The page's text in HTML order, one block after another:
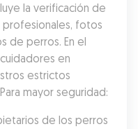
la verificación de
profesionales, fotos
de perros. En el
en
estrictos
mayor seguridad:
de los perros